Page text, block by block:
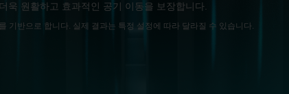
욱 원활하고 효과적인 공기 이동을 보장합니다.
기반으로 합니다. 실제 결과는 특정 설정에 따라 달라질 수 있습니다.